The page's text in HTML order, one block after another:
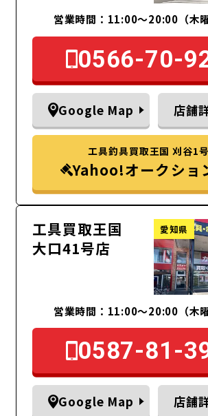
営業時間：11:00～20:00（木曜
0566-70-
Google Map 店舗
工具釣具買取王国 刈谷1
Yahoo!オークショ
工具買取王国
大口41号店
愛知県
営業時間：11:00～20:00（木曜
0587-81-
Google Map 店舗